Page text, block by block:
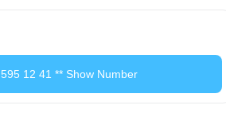
595 12 41 ** Show Number